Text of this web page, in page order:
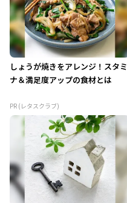
しょうが焼きをアレンジ！スタミ
ナ＆満足度アップの食材とは
PR (レタスクラブ)